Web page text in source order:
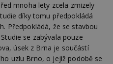
mnoha lety zcela zmizely
díky tomu předpokládá
Předpokládá, že se stavbou
se zabývala pouze
úsek z Brna je součástí
uzlu Brno, o jejíž podobě se